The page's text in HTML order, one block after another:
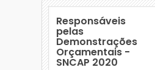
Responsáveis
pelas
Demonstrações
Orçamentais -
SNCAP 2020